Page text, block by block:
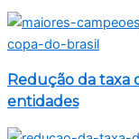
Redução da taxa
entidades